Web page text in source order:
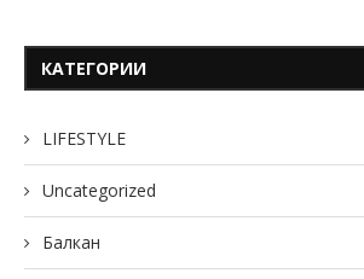
КАТЕГОРИИ
LIFESTYLE
Uncategorized
Балкан